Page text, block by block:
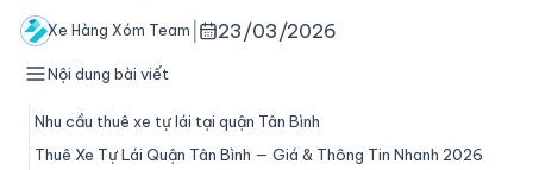
Xe Hàng Xóm Team 23/03/2026
Nội dung bài viết
Nhu cầu thuê xe tự lái tại quận Tân Bình
Thuê Xe Tự Lái Quận Tân Bình — Giá & Thông Tin Nhanh 2026